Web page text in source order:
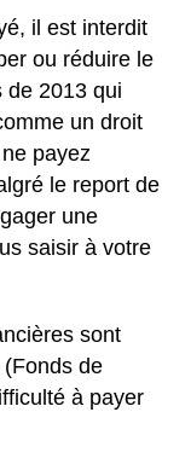
il est interdit
ou réduire le
de 2013 qui
un droit
payez
le report de
une
saisir à votre
sont
de
à payer